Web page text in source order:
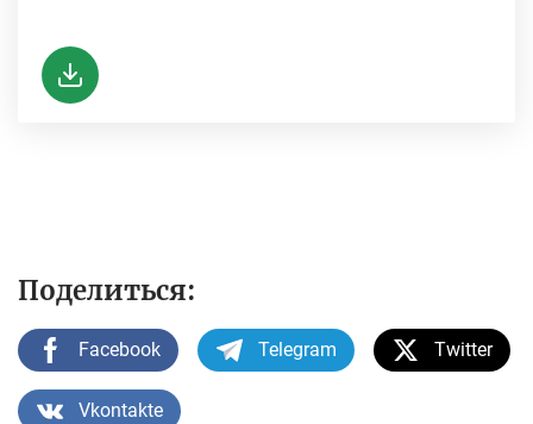
Поделиться:
Facebook Telegram Twitter
Vkontakte